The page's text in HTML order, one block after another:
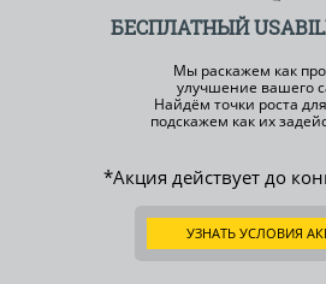
БЕСПЛАТНЫЙ
Мы раскажем как
улучшение вашего
Найдём точки роста
подскажем как их
*Акция действует до
УЗНАТЬ УСЛОВИЯ